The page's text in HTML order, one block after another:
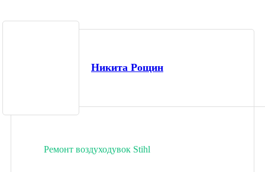
Никита Рощин
Ремонт воздуходувок Stihl